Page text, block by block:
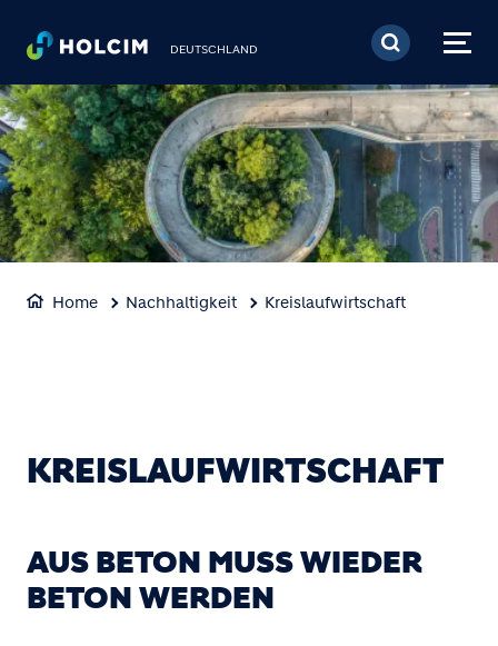
Direkt zum Inhalt
DEUTSCHLAND
Home Nachhaltigkeit Kreislaufwirtschaft
KREISLAUFWIRTSCHAFT
AUS BETON MUSS WIEDER
BETON WERDEN